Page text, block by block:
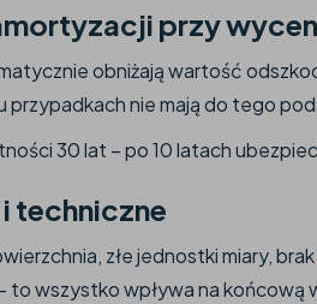
przy
obniżają wartość
przypadkach nie mają do tego
30 lat – po 10 latach
techniczne
złe jednostki miary,
to wszystko wpływa na końcową